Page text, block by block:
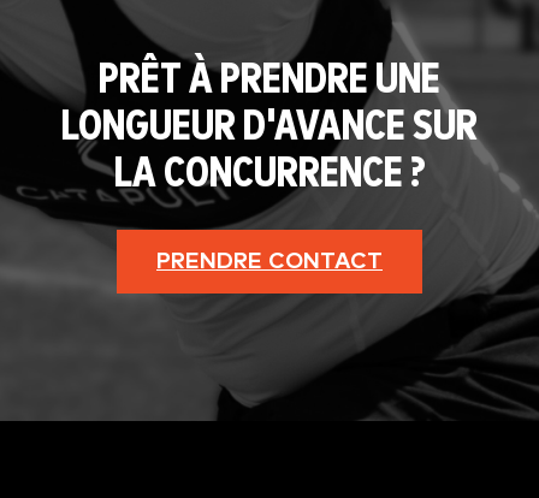
PRÊT À PRENDRE UNE
LONGUEUR D'AVANCE SUR
LA CONCURRENCE ?
PRENDRE CONTACT